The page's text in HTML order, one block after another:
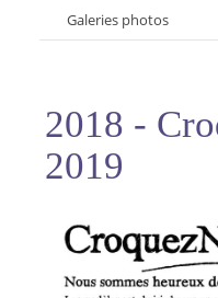
Galeries photos
2018 -
2019